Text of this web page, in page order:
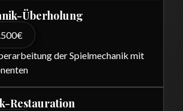
Überholung
der Spielmechanik mit
Restauration